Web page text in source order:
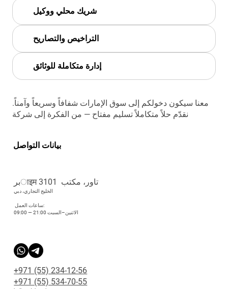
معنا سيكون دخولكم إلى سوق الإمارات شفافاً وسريعاً وآمناً.
شريك محلي ووكيل
التراخيص والتصاريح
إدارة متكاملة للوثائق
بيانات التواصل
برाइम تاور، مكتب 3101
الخليج التجاري، دبي
ساعات العمل:
+971 (55) 234-12-56
+971 (55) 534-70-55